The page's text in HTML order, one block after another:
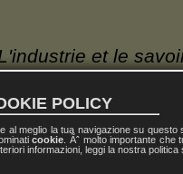
et le
I
POLICY
al meglio la tua navigazione su
cookie . Ãˆ molto importante
informazioni, leggi la nostra